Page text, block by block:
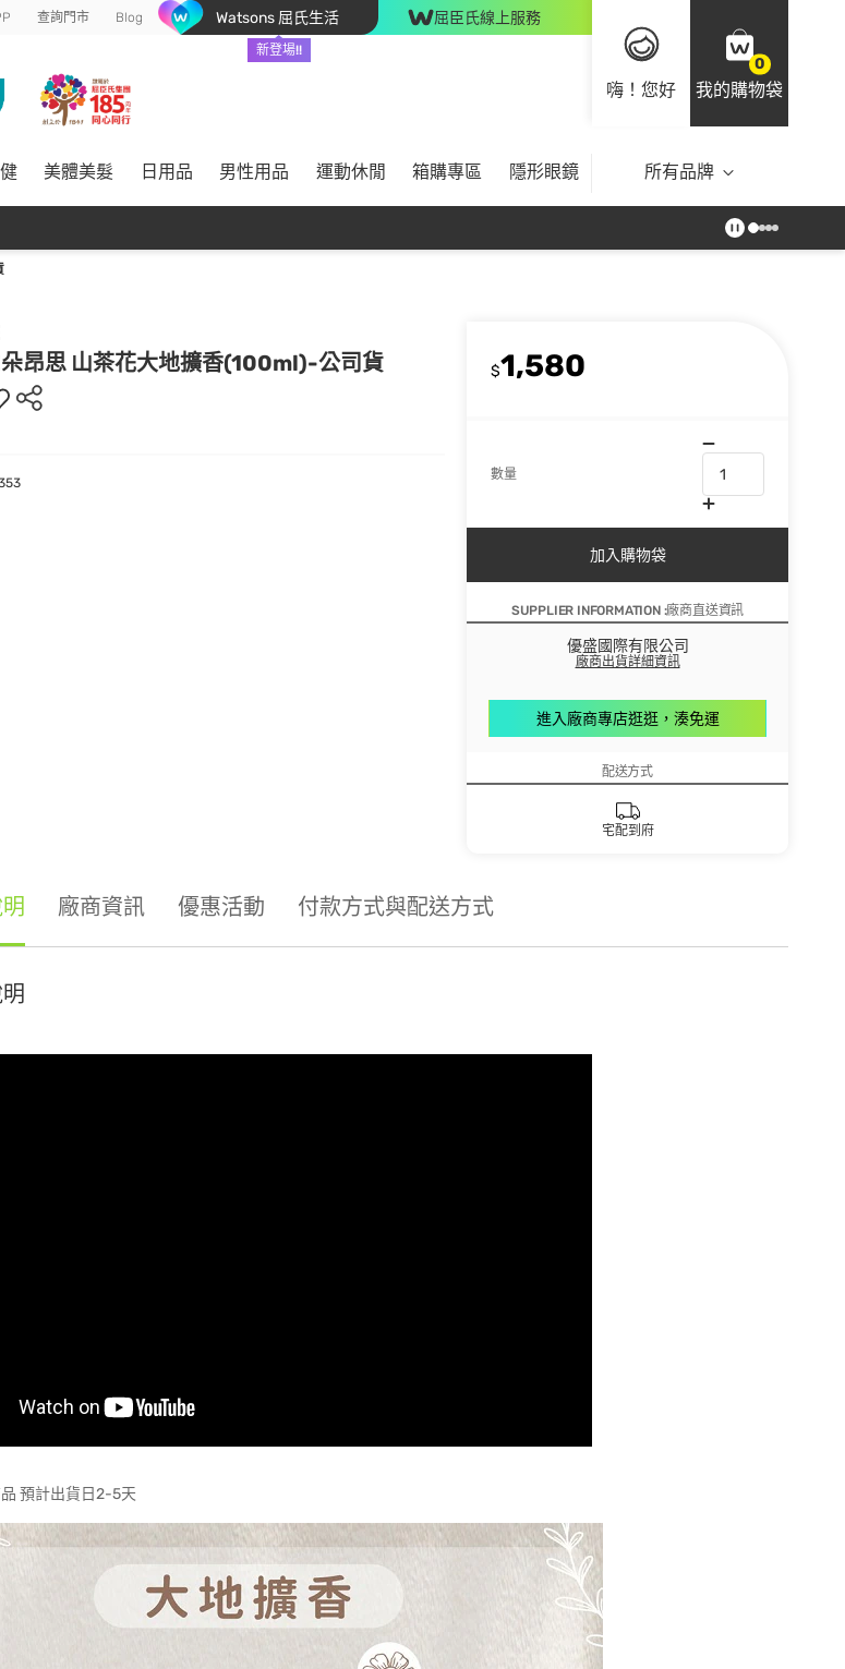
查詢門市 Blog Watsons 屈氏生活
新登場!!
屈臣氏線上服務
嗨！您好
0
我的購物袋
美體美髮 日用品 男性用品 運動休閒 箱購專區 隱形眼鏡 所有品牌
昂思 山茶花大地擴香(100ml)-公司貨
$1,580
數量
加入購物袋
SUPPLIER INFORMATION :廠商直送資訊
優盛國際有限公司
廠商出貨詳細資訊
進入廠商專店逛逛，湊免運
配送方式
宅配到府
廠商資訊 優惠活動 付款方式與配送方式
預計出貨日2-5天